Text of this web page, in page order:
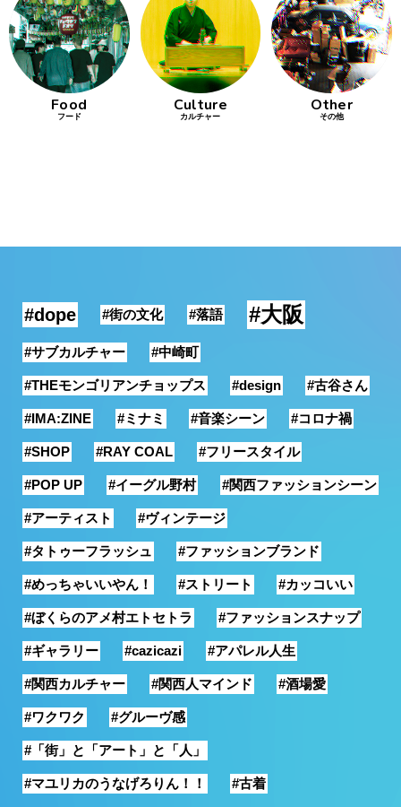
行動
するよう
ザインを
バファ
ャップ
頓堀
銭湯
Food
フード
Culture
カルチャー
Other
その他
#dope #街の文化 #落語 #大阪
#サブカルチャー #中崎町
#THEモンゴリアンチョップス #design #古谷さん
#IMA:ZINE #ミナミ #音楽シーン #コロナ禍
#SHOP #RAY COAL #フリースタイル
#POP UP #イーグル野村 #関西ファッションシーン
#アーティスト #ヴィンテージ
#タトゥーフラッシュ #ファッションブランド
#めっちゃいいやん！ #ストリート #カッコいい
#ぼくらのアメ村エトセトラ #ファッションスナップ
#ギャラリー #cazicazi #アパレル人生
#関西カルチャー #関西人マインド #酒場愛
#ワクワク #グルーヴ感
#「街」と「アート」と「人」
#マユリカのうなげろりん！！ #古着